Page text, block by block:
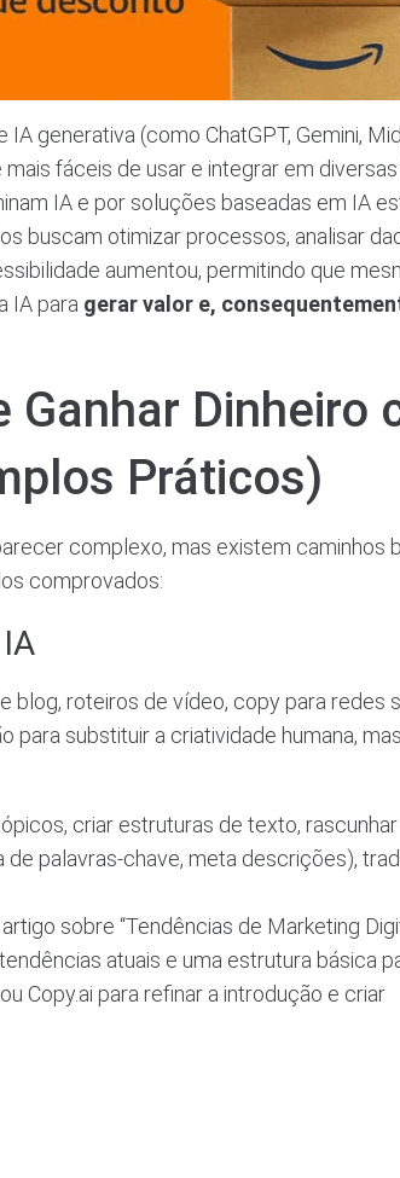
generativa (como ChatGPT, Gemini,
fáceis de usar e integrar em
IA e por soluções baseadas em IA
buscam otimizar processos, analisar
aumentou, permitindo que
IA para gerar valor e,
Dinheiro
Práticos)
complexo, mas existem caminhos
comprovados:
blog, roteiros de vídeo, copy para redes
para substituir a criatividade humana,
criar estruturas de texto, rascunhar
de palavras-chave, meta descrições),
sobre “Tendências de Marketing
atuais e uma estrutura básica
Copy.ai para refinar a introdução e criar